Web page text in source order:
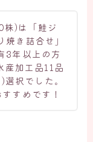
)は「鮭ジ
き詰合せ」
3年以上の方
加工品11品
択でした。
すめです！